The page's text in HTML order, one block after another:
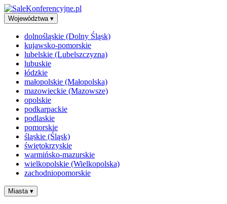
Województwa ▾
dolnośląskie (Dolny Śląsk)
kujawsko-pomorskie
lubelskie (Lubelszczyzna)
lubuskie
łódzkie
małopolskie (Małopolska)
mazowieckie (Mazowsze)
opolskie
podkarpackie
podlaskie
pomorskie
śląskie (Śląsk)
świętokrzyskie
warmińsko-mazurskie
wielkopolskie (Wielkopolska)
zachodniopomorskie
Miasta ▾